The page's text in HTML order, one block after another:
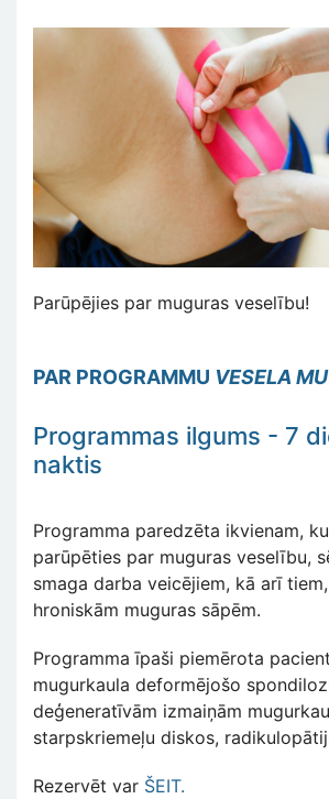
Parūpējies par muguras veselību!
PAR PROGRAMMU VESELA
Programmas ilgums - 7
naktis
Programma paredzēta ikvienam,
parūpēties par muguras veselību,
smaga darba veicējiem, kā arī
hroniskām muguras sāpēm.
Programma īpaši piemērota
mugurkaula deformējošo
deģeneratīvām izmaiņām
starpskriemeļu diskos,
Rezervēt var ŠEIT.